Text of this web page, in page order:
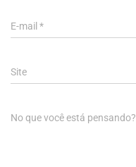
E-mail *
Site
No que você está pensando?